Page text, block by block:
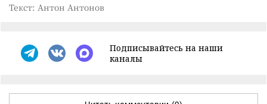
Текст: Антон Антонов
Подписывайтесь на наши
каналы